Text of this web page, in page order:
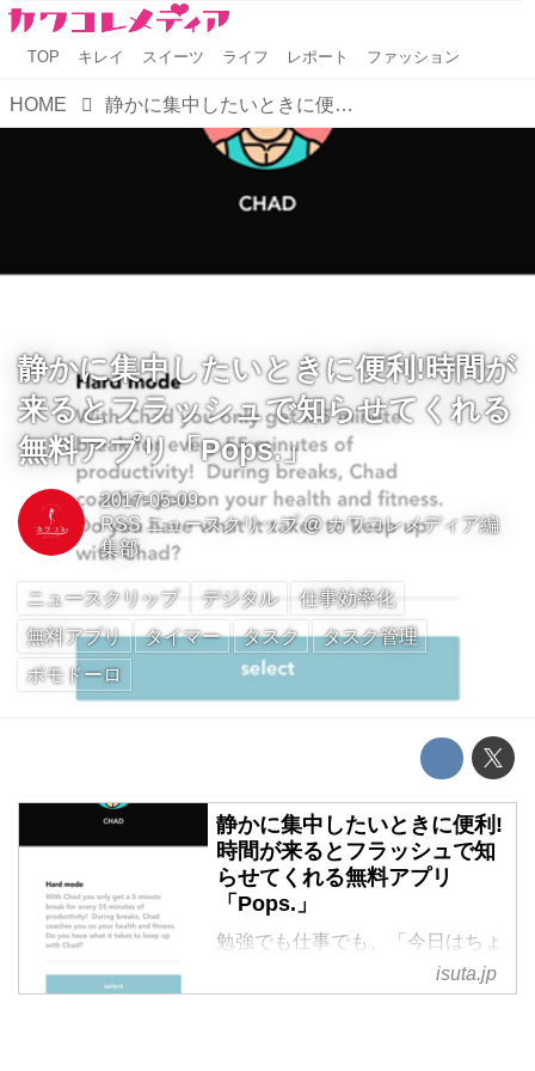
TOP キレイ スイーツ ライフ レポート ファッション
HOME 静かに集中したいときに便利!時間が来るとフラッシュで知らせてくれる無料アプリ「Pops.」
静かに集中したいときに便利!時間が
来るとフラッシュで知らせてくれる
無料アプリ「Pops.」
2017-05-09
RSS ニュースクリップ@カワコレメディア編
集部
ニュースクリップ デジタル
仕事効率化
無料アプリ
タイマー タスク
タスク管理
ポモドーロ
静かに集中したいときに便利!
時間が来るとフラッシュで知
らせてくれる無料アプリ
「Pops.」
勉強でも仕事でも、「今日はちょ
っと集中してやりたい!」という
ときってありますよね。でもつい
isuta.jp